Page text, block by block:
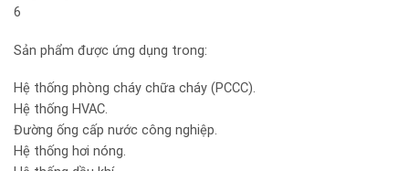
6
Sản phẩm được ứng dụng trong:
Hệ thống phòng cháy chữa cháy (PCCC).
Hệ thống HVAC.
Đường ống cấp nước công nghiệp.
Hệ thống hơi nóng.